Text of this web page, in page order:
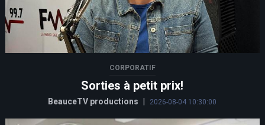
CORPORATIF
Sorties à petit prix!
BeauceTV productions | 2026-08-04 10:30:00